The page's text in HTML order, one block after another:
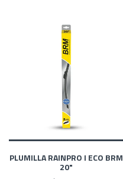
PLUMILLA RAINPRO I ECO BRM
20"